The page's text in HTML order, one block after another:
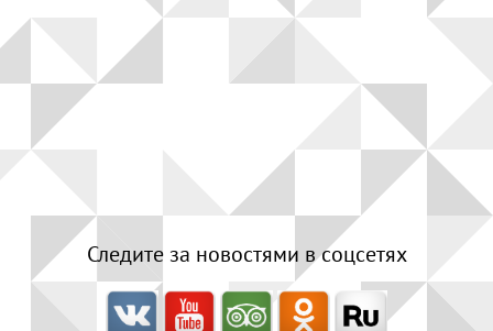
Следите за новостями в соцсетях